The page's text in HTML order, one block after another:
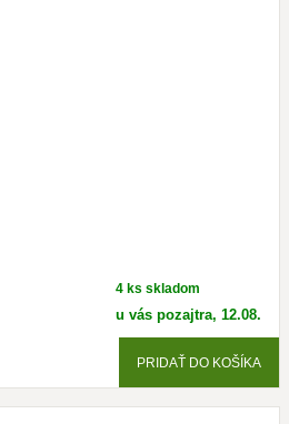
4 ks skladom
u vás pozajtra, 12.08.
PRIDAŤ DO KOŠÍKA